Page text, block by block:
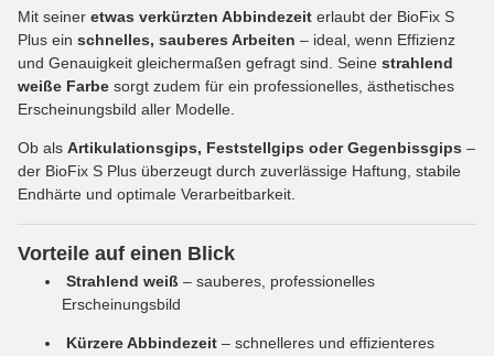
Mit seiner etwas verkürzten Abbindezeit erlaubt der BioFix S
Plus ein schnelles, sauberes Arbeiten – ideal, wenn Effizienz
und Genauigkeit gleichermaßen gefragt sind. Seine strahlend
weiße Farbe sorgt zudem für ein professionelles, ästhetisches
Erscheinungsbild aller Modelle.
Ob als Artikulationsgips, Feststellgips oder Gegenbissgips –
der BioFix S Plus überzeugt durch zuverlässige Haftung, stabile
Endhärte und optimale Verarbeitbarkeit.
Vorteile auf einen Blick
Strahlend weiß – sauberes, professionelles
Erscheinungsbild
Kürzere Abbindezeit – schnelleres und effizienteres